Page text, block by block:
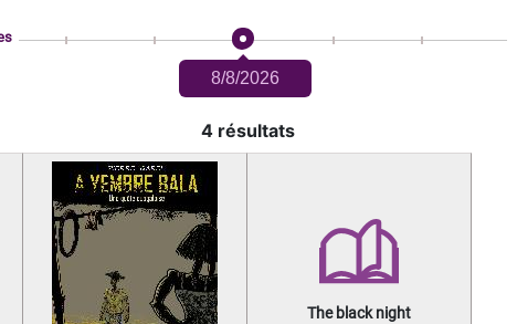
8/8/2026
4 résultats
The black night